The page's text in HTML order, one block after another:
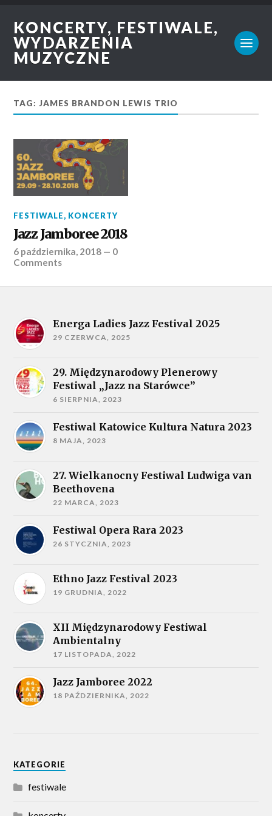
KONCERTY, FESTIWALE,
WYDARZENIA
MUZYCZNE
TAG: JAMES BRANDON LEWIS TRIO
FESTIWALE, KONCERTY
Jazz Jamboree 2018
6 października, 2018 — 0
Comments
Energa Ladies Jazz Festival 2025
29 CZERWCA, 2025
29. Międzynarodowy Plenerowy
Festiwal „Jazz na Starówce”
6 SIERPNIA, 2023
Festiwal Katowice Kultura Natura 2023
8 MAJA, 2023
27. Wielkanocny Festiwal Ludwiga van
Beethovena
22 MARCA, 2023
Festiwal Opera Rara 2023
26 STYCZNIA, 2023
Ethno Jazz Festival 2023
19 GRUDNIA, 2022
XII Międzynarodowy Festiwal
Ambientalny
17 LISTOPADA, 2022
Jazz Jamboree 2022
18 PAŹDZIERNIKA, 2022
KATEGORIE
festiwale